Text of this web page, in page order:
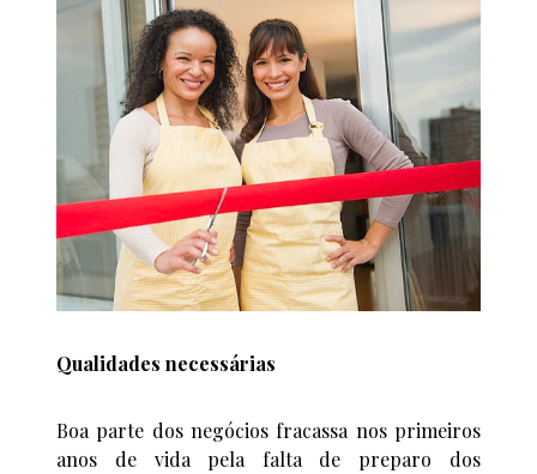
Qualidades necessárias
Boa parte dos negócios fracassa nos primeiros
anos de vida pela falta de preparo dos